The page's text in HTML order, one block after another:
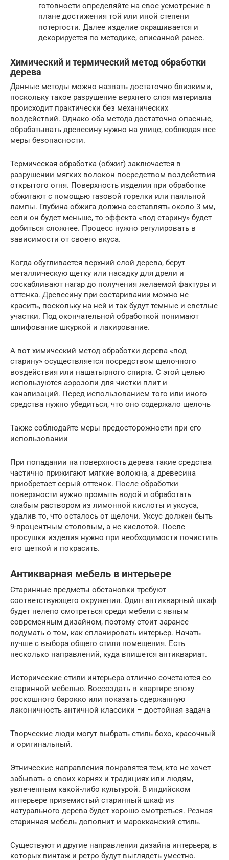
готовности определяйте на свое усмотрение в
плане достижения той или иной степени
потертости. Далее изделие окрашивается и
декорируется по методике, описанной ранее.
Химический и термический метод обработки
дерева
Данные методы можно назвать достаточно близкими,
поскольку такое разрушение верхнего слоя материала
происходит практически без механических
воздействий. Однако оба метода достаточно опасные,
обрабатывать древесину нужно на улице, соблюдая все
меры безопасности.
Термическая обработка (обжиг) заключается в
разрушении мягких волокон посредством воздействия
открытого огня. Поверхность изделия при обработке
обжигают с помощью газовой горелки или паяльной
лампы. Глубина обжига должна составлять около 3 мм,
если он будет меньше, то эффекта «под старину» будет
добиться сложнее. Процесс нужно регулировать в
зависимости от своего вкуса.
Когда обугливается верхний слой дерева, берут
металлическую щетку или насадку для дрели и
соскабливают нагар до получения желаемой фактуры и
оттенка. Древесину при состаривании можно не
красить, поскольку на ней и так будут темные и светлые
участки. Под окончательной обработкой понимают
шлифование шкуркой и лакирование.
А вот химический метод обработки дерева «под
старину» осуществляется посредством щелочного
воздействия или нашатырного спирта. С этой целью
используются аэрозоли для чистки плит и
канализаций. Перед использованием того или иного
средства нужно убедиться, что оно содержало щелочь
Также соблюдайте меры предосторожности при его
использовании
При попадании на поверхность дерева такие средства
частично прижигают мягкие волокна, а древесина
приобретает серый оттенок. После обработки
поверхности нужно промыть водой и обработать
слабым раствором из лимонной кислоты и уксуса,
удалив то, что осталось от щелочи. Уксус должен быть
9-процентным столовым, а не кислотой. После
просушки изделия нужно при необходимости почистить
его щеткой и покрасить.
Антикварная мебель в интерьере
Старинные предметы обстановки требуют
соответствующего окружения. Один антикварный шкаф
будет нелепо смотреться среди мебели с явным
современным дизайном, поэтому стоит заранее
подумать о том, как спланировать интерьер. Начать
лучше с выбора общего стиля помещения. Есть
несколько направлений, куда впишется антиквариат.
Исторические стили интерьера отлично сочетаются со
старинной мебелью. Воссоздать в квартире эпоху
роскошного барокко или показать сдержанную
лаконичность античной классики – достойная задача
Творческие люди могут выбрать стиль бохо, красочный
и оригинальный.
Этнические направления понравятся тем, кто не хочет
забывать о своих корнях и традициях или людям,
увлеченным какой-либо культурой. В индийском
интерьере приземистый старинный шкаф из
натурального дерева будет хорошо смотреться. Резная
старинная мебель дополнит и марокканский стиль.
Существуют и другие направления дизайна интерьера, в
которых винтаж и ретро будут выглядеть уместно.